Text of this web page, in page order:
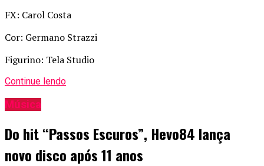
FX: Carol Costa
Cor: Germano Strazzi
Figurino: Tela Studio
Continue lendo
Música
Do hit “Passos Escuros”, Hevo84 lança
novo disco após 11 anos